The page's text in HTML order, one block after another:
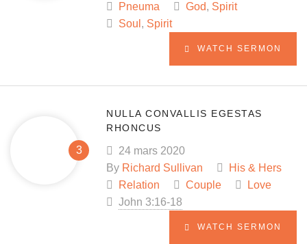
Pneuma
God, Spirit
Soul , Spirit
WATCH SERMON
NULLA CONVALLIS EGESTAS
RHONCUS
24 mars 2020
By Richard Sullivan
His & Hers
Relation
Couple
Love
John 3:16-18
WATCH SERMON